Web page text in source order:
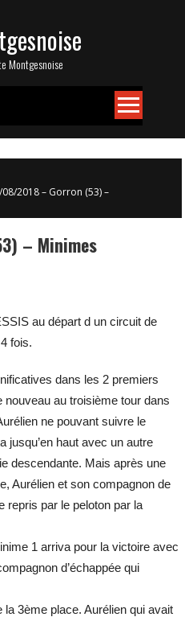
Montgesnoise
08/2018 – Gorron (53) –
– Minimes
au départ d un circuit de
fois.
dans les 2 premiers
au troisième tour dans
ne pouvant suivre le
jusqu’en haut avec un autre
descendante. Mais après une
Aurélien et son compagnon de
repris par le peloton par la
1 arriva pour la victoire avec
d’échappée qui
3ème place. Aurélien qui avait